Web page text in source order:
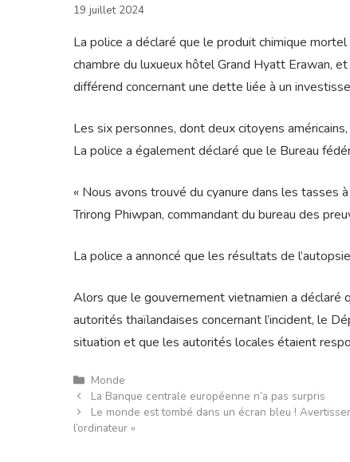
19 juillet 2024
La police a déclaré que le produit chimique
chambre du luxueux hôtel Grand Hyatt Erawan,
différend concernant une dette liée à un
Les six personnes, dont deux citoyens
La police a également déclaré que le Bureau
« Nous avons trouvé du cyanure dans les tasses
Trirong Phiwpan, commandant du bureau des
La police a annoncé que les résultats de
Alors que le gouvernement vietnamien a déclaré
autorités thaïlandaises concernant l’incident, le
situation et que les autorités locales étaient
Catégories
Monde
La Banque centrale européenne n’a pas surpris
Le monde est tombé dans un écran bleu !
l’ordinateur »